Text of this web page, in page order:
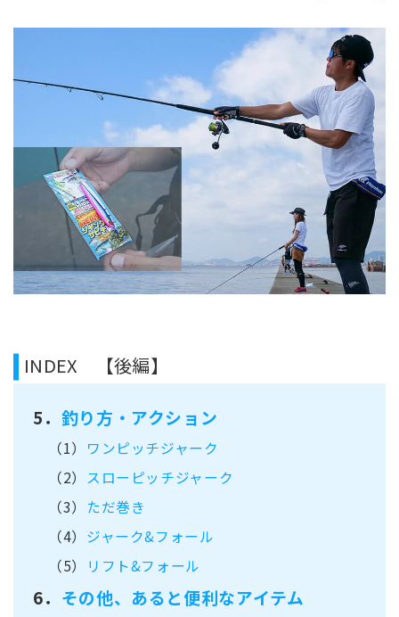
INDEX 【後編】
5． 釣り方・アクション
（1） ワンピッチジャーク
（2） スローピッチジャーク
（3） ただ巻き
（4） ジャーク&フォール
（5）
リフト&フォール
6． その他、あると便利なアイテム